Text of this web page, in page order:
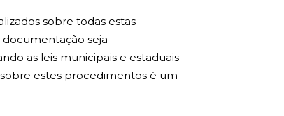
sobre todas estas
seja
as leis municipais e estaduais
estes procedimentos é um